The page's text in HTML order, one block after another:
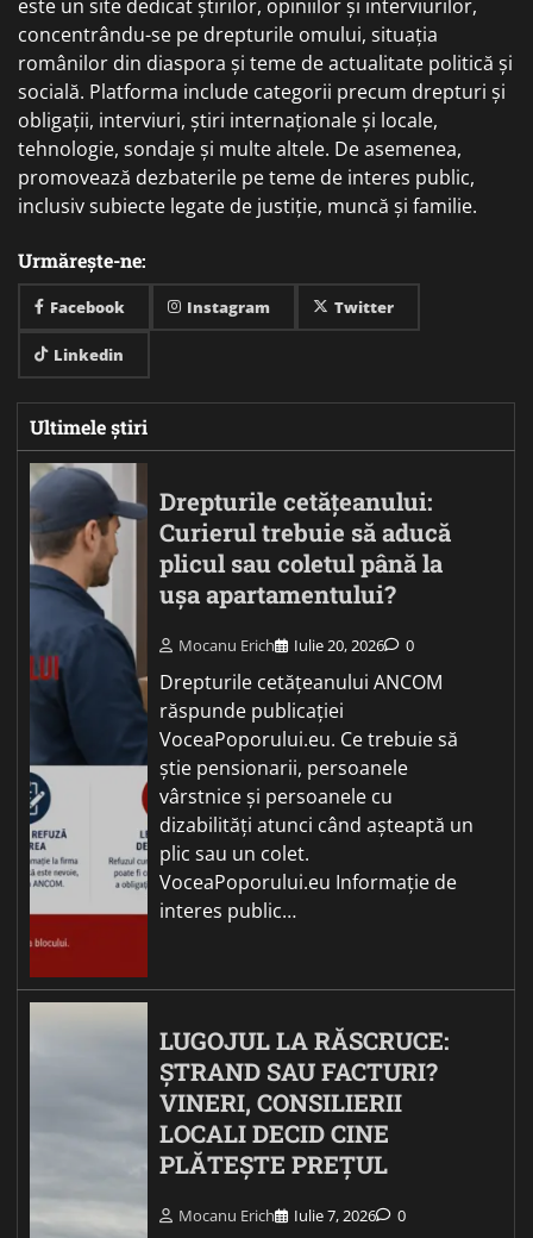
este un site dedicat știrilor, opiniilor și interviurilor,
concentrându-se pe drepturile omului, situația
românilor din diaspora și teme de actualitate politică și
socială. Platforma include categorii precum drepturi și
obligații, interviuri, știri internaționale și locale,
tehnologie, sondaje și multe altele. De asemenea,
promovează dezbaterile pe teme de interes public,
inclusiv subiecte legate de justiție, muncă și familie.
Urmărește-ne:
Facebook Instagram Twitter
Linkedin
Ultimele știri
Drepturile cetățeanului:
Curierul trebuie să aducă
plicul sau coletul până la
ușa apartamentului?
Mocanu Erich Iulie 20, 2026 0
Drepturile cetățeanului ANCOM
răspunde publicației
VoceaPoporului.eu. Ce trebuie să
știe pensionarii, persoanele
vârstnice și persoanele cu
dizabilități atunci când așteaptă un
plic sau un colet.
VoceaPoporului.eu Informație de
interes public…
LUGOJUL LA RĂSCRUCE:
ȘTRAND SAU FACTURI?
VINERI, CONSILIERII
LOCALI DECID CINE
PLĂTEȘTE PREȚUL
Mocanu Erich Iulie 7, 2026 0